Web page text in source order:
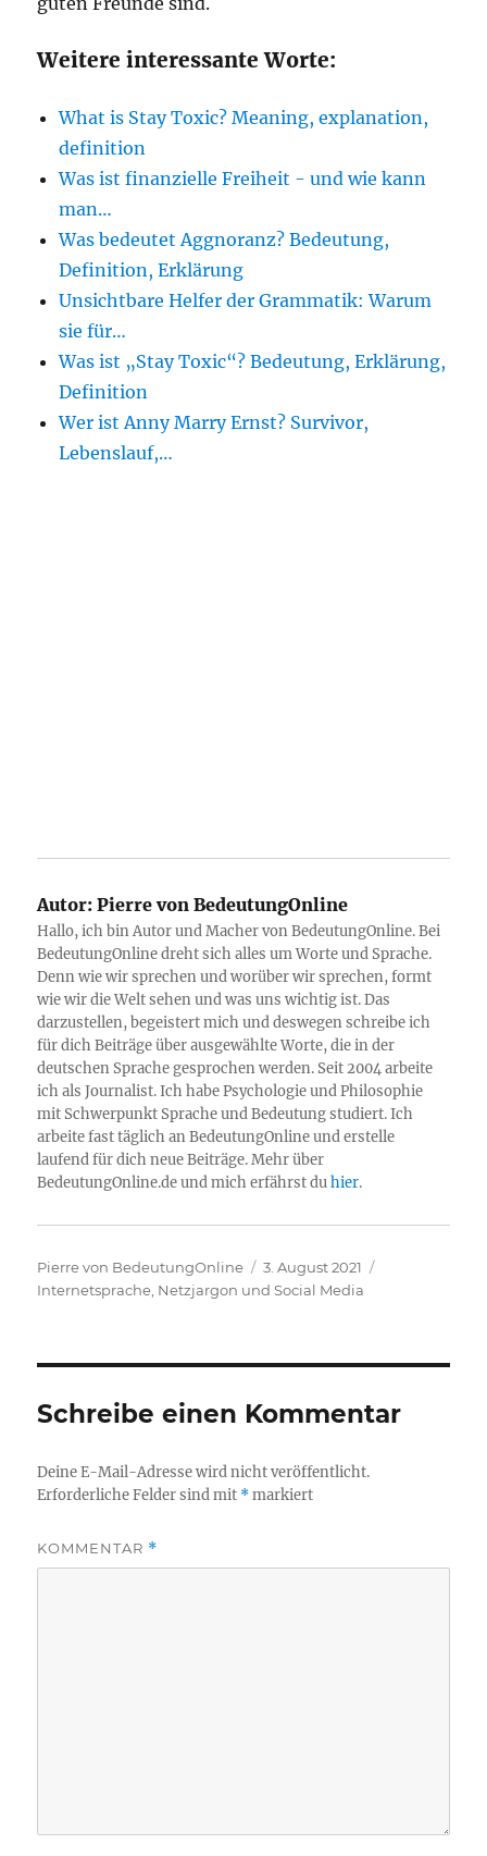
Weitere interessante Worte:
What is Stay Toxic? Meaning, explanation,
definition
Was ist finanzielle Freiheit - und wie kann
man…
Was bedeutet Aggnoranz? Bedeutung,
Definition, Erklärung
Unsichtbare Helfer der Grammatik: Warum
sie für…
Was ist „Stay Toxic“? Bedeutung, Erklärung,
Definition
Wer ist Anny Marry Ernst? Survivor,
Lebenslauf,…
Autor: Pierre von BedeutungOnline
Hallo, ich bin Autor und Macher von BedeutungOnline. Bei
BedeutungOnline dreht sich alles um Worte und Sprache.
Denn wie wir sprechen und worüber wir sprechen, formt
wie wir die Welt sehen und was uns wichtig ist. Das
darzustellen, begeistert mich und deswegen schreibe ich
für dich Beiträge über ausgewählte Worte, die in der
deutschen Sprache gesprochen werden. Seit 2004 arbeite
ich als Journalist. Ich habe Psychologie und Philosophie
mit Schwerpunkt Sprache und Bedeutung studiert. Ich
arbeite fast täglich an BedeutungOnline und erstelle
laufend für dich neue Beiträge. Mehr über
BedeutungOnline.de und mich erfährst duhier.
Autor
Pierre von BedeutungOnline
Veröffentlicht
am
3. August 2021
Internetsprache, Netzjargon und Social Media
Schreibe einen Kommentar
Deine E-Mail-Adresse wird nicht veröffentlicht.
Erforderliche Felder sind mit *markiert
KOMMENTAR *